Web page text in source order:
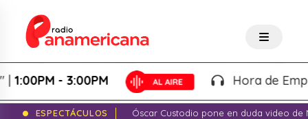
- 3:00PM Hora de
ESPECTÁCULOS
Óscar Custodio pone en duda video de